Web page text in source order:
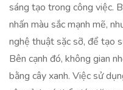
sáng tạo trong công việc.
nhấn màu sắc mạnh mẽ,
nghệ thuật sặc sỡ, để tạo
Bên cạnh đó, không gian
bằng cây xanh. Việc sử